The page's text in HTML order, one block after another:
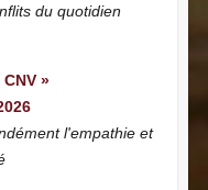
du quotidien
»
l'empathie et